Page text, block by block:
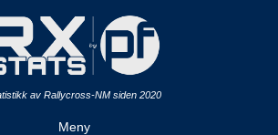
av Rallycross-NM siden 2020
Meny